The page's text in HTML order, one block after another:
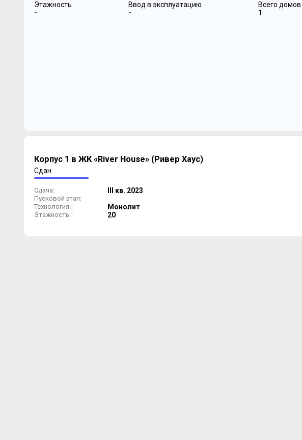
Этажность
-
Ввод в эксплуатацию
-
Всего домов
1
Корпус 1 в ЖК «River House» (Ривер Хаус)
Сдан
Сдача: III кв. 2023
Пусковой этап:
Технология:
Монолит
Этажность: 20